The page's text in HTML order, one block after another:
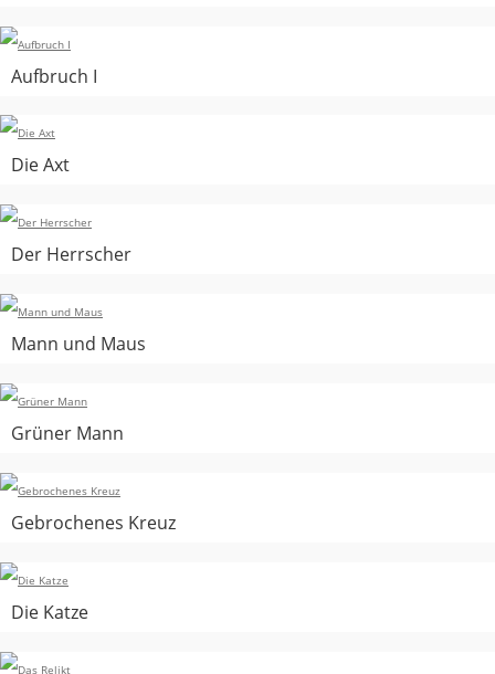
Aufbruch I
Die Axt
Der Herrscher
Mann und Maus
Grüner Mann
Gebrochenes Kreuz
Die Katze